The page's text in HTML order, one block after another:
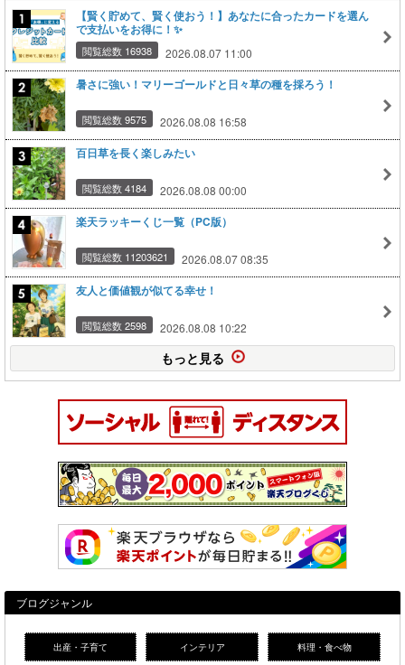
【賢く貯めて、賢く使おう！】あなたに合ったカードを選ん
で支払いをお得に！✨
閲覧総数 16938 2026.08.07 11:00
暑さに強い！マリーゴールドと日々草の種を採ろう！
閲覧総数 9575 2026.08.08 16:58
百日草を長く楽しみたい
閲覧総数 4184 2026.08.08 00:00
楽天ラッキーくじ一覧（PC版）
閲覧総数 11203621 2026.08.07 08:35
友人と価値観が似てる幸せ！
閲覧総数 2598 2026.08.08 10:22
もっと見る
ブログジャンル
出産・子育て インテリア 料理・食べ物